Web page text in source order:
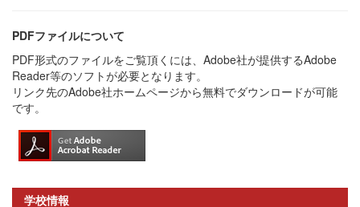
PDFファイルについて
PDF形式のファイルをご覧頂くには、Adobe社が提供するAdobe
Reader等のソフトが必要となります。
リンク先のAdobe社ホームページから無料でダウンロードが可能
です。
学校情報